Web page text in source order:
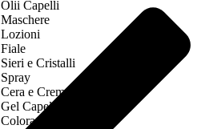
Olii Capelli
Maschere
Lozioni
Fiale
Sieri e Cristalli
Spray
Cera e Crema
Gel Capelli
Colorazione